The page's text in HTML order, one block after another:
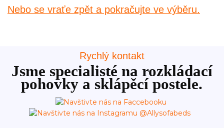
Nebo se vraťe zpět a pokračujte ve výběru.
Rychlý kontakt
Jsme specialisté na rozkládací
pohovky a sklápěcí postele.